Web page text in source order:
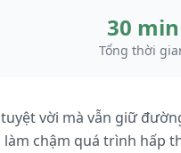
30 min
Tổng thời
vời mà vẫn giữ
chậm quá trình hấp